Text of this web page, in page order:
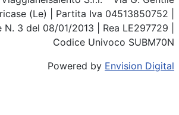
(Le) | Partita Iva 04513850752 |
3 del 08/01/2013 | Rea LE297729 |
Codice Univoco SUBM70N
Powered by Envision Digital